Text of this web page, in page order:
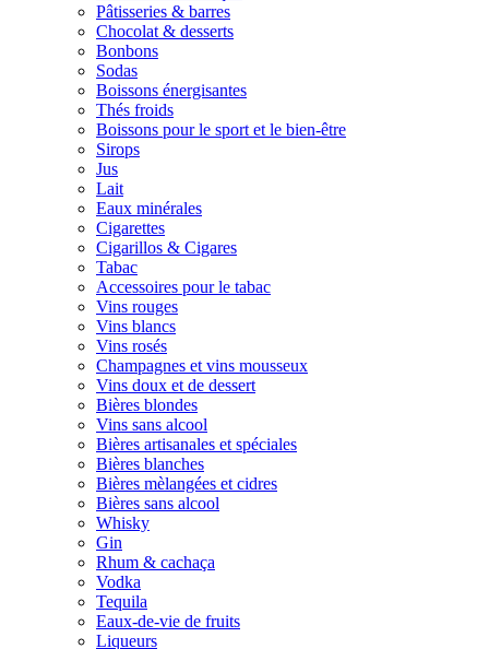
Pâtisseries & barres
Chocolat & desserts
Bonbons
Sodas
Boissons énergisantes
Thés froids
Boissons pour le sport et le bien-être
Sirops
Jus
Lait
Eaux minérales
Cigarettes
Cigarillos & Cigares
Tabac
Accessoires pour le tabac
Vins rouges
Vins blancs
Vins rosés
Champagnes et vins mousseux
Vins doux et de dessert
Bières blondes
Vins sans alcool
Bières artisanales et spéciales
Bières blanches
Bières mèlangées et cidres
Bières sans alcool
Whisky
Gin
Rhum & cachaça
Vodka
Tequila
Eaux-de-vie de fruits
Liqueurs